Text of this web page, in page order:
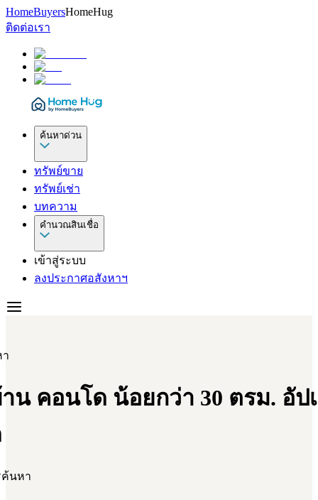
HomeBuyersHomeHug
ติดต่อเรา
ค้นหาด่วน
ทรัพย์ขาย
ทรัพย์เช่า
บทความ
คำนวณสินเชื่อ
เข้าสู่ระบบ
ลงประกาศอสังหาฯ
น คอนโด น้อยกว่า 30 ตรม. อัป
นหา